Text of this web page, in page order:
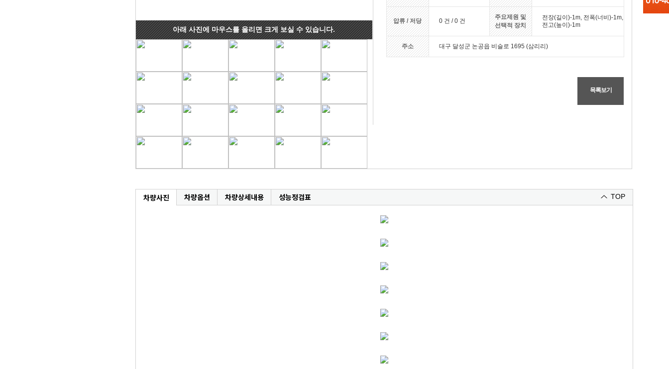
아래 사진에 마우스를 올리면 크게 보실 수 있습니다.
압류 / 저당 0 건 / 0 건
주요제원 및
선택적 장치
전장(길이)-1m, 전폭(너비)-1m,
전고(높이)-1m
주소 대구 달성군 논공읍 비슬로 1695 (삼리리)
목록보기
차량사진 차량옵션 차량상세내용 성능정검표 TOP